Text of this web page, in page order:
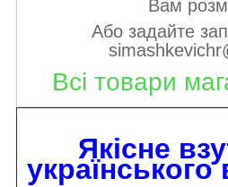
Вам
Або задайте
Всі товари
Якісне